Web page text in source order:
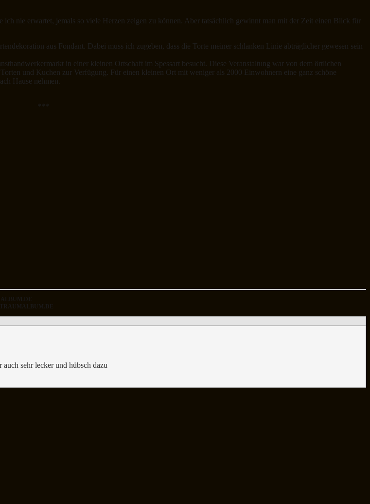
ich nie erwartet, jemals so viele Herzen zeigen zu können. Aber tatsächlich gewinnt man mit der Zeit einen Blick für
aus Fondant. Dabei muss ich zugeben, dass die Torte meiner schlanken Linie abträglicher gewesen sein
in einer kleinen Ortschaft im Spessart besucht. Diese Veranstaltung war von dem örtlichen
und Kuchen zur Verfügung. Für einen kleinen Ort mit weniger als 2000 Einwohnern eine ganz schöne
Hause nehmen.
***
sehr lecker und hübsch dazu